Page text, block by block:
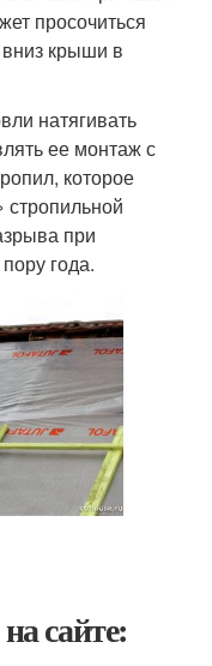
просочиться
крыши в
натягивать
ее монтаж с
которое
стропильной
при
года.
сайте: